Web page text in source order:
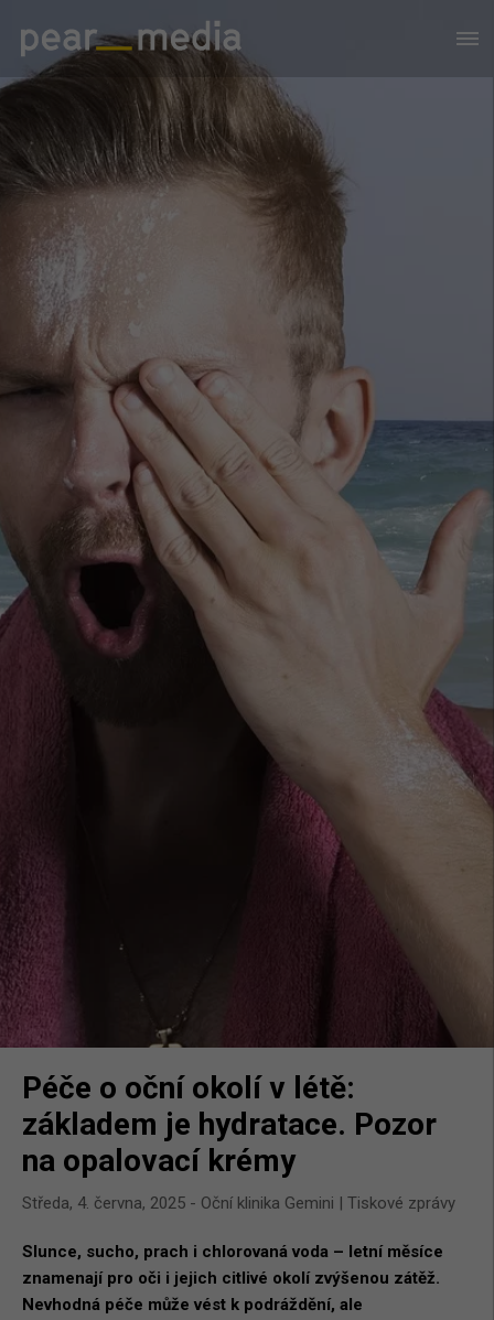
Péče o oční okolí v létě:
základem je hydratace. Pozor
na opalovací krémy
středa, 4. června, 2025 - Oční klinika Gemini | Tiskové zprávy
Slunce, sucho, prach i chlorovaná voda – letní měsíce
znamenají pro oči i jejich citlivé okolí zvýšenou zátěž.
Nevhodná péče může vést k podráždění, ale